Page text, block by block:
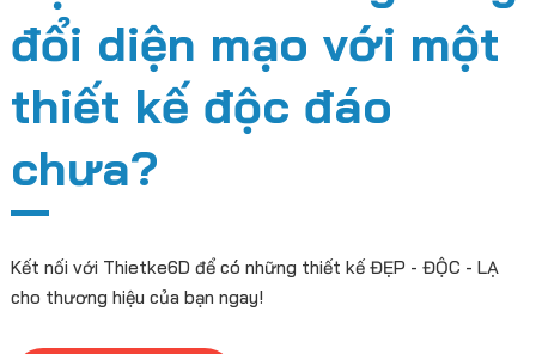
đổi diện mạo với một
thiết kế độc đáo
chưa?
Kết nối với Thietke6D để có những thiết kế ĐẸP - ĐỘC - LẠ
cho thương hiệu của bạn ngay!